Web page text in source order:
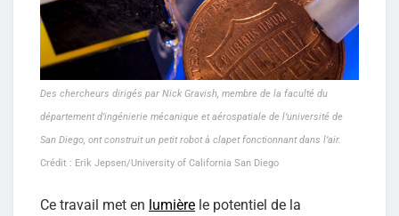
Des chercheurs dirigés par Nick Gravish, membre de la faculté du
département d’ingénierie mécanique et aérospatiale de l’université de
San Diego, ont construit un petit robot à clapet fonctionnant dans l’air.
Crédit : Erik Jepsen/University of California San Diego
Ce travail met en lumière le potentiel de la